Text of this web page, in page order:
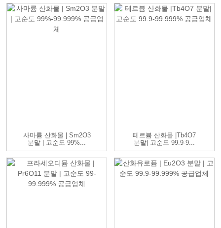
사마륨 산화물 | Sm2O3
분말 | 고순도 99%...
테르븀 산화물 |Tb4O7
분말| 고순도 99.9-9...